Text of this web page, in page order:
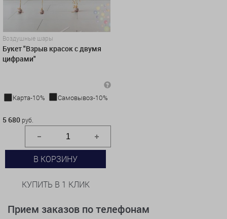
Воздушные шары
Букет "Взрыв красок с двумя
цифрами"
Карта-10%
Самовывоз-10%
5 680 руб.
В КОРЗИНУ
КУПИТЬ В 1 КЛИК
Прием заказов по телефонам